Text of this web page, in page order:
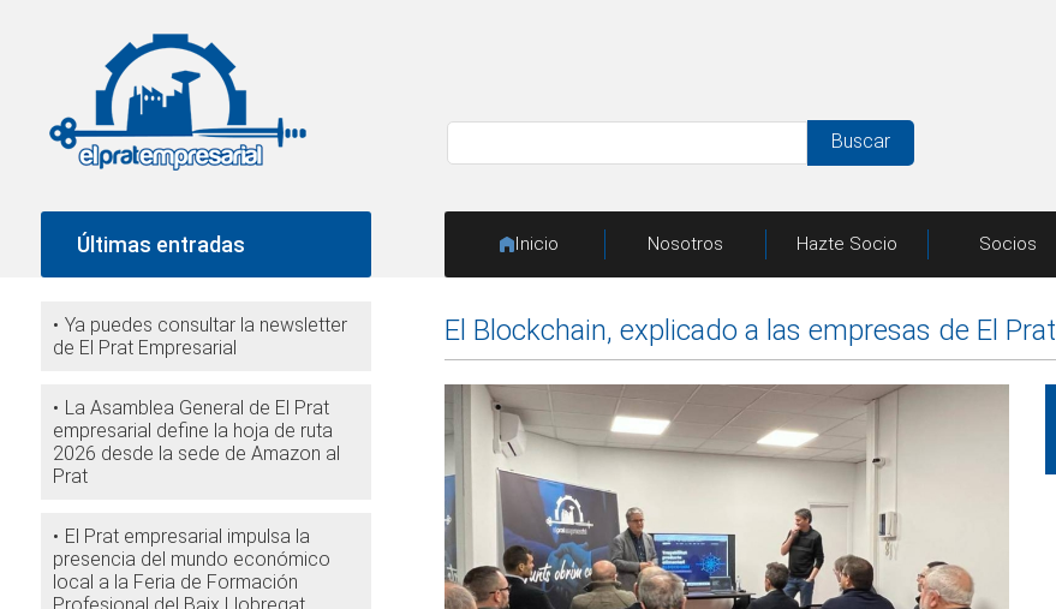
Buscar
Últimas entradas
Ya puedes consultar la newsletter
de El Prat Empresarial
La Asamblea General de El Prat
empresarial define la hoja de ruta
2026 desde la sede de Amazon al
Prat
El Prat empresarial impulsa la
presencia del mundo económico
local a la Feria de Formación
Inicio Nosotros Hazte Socio Socios
El Blockchain, explicado a las empresas de El Prat